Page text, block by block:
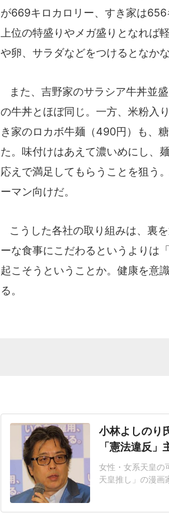
が669キロカロリー、すき家は
上位の特盛りやメガ盛りとなれば
や卵、サラダなどをつけるとなか
また、吉野家のサラシア牛丼並
の牛丼とほぼ同じ。一方、米粉入
き家のロカボ牛麺（490円）も、
た。味付けはあえて濃いめにし、
応えで満足してもらうことを狙う
ーマン向けだ。
こうした各社の取り組みは、裏
ーな食事にこだわるというよりは
起こそうということか。健康を意
る。
小林よしのり
「憲法違反」
女性・女系天皇の
天皇推し」の漫画
が相次ぐ事態と
ド!スクランブル